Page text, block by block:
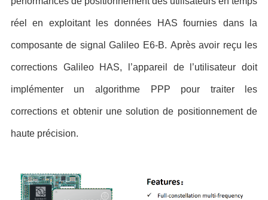
réel en exploitant les données HAS fournies dans la
composante de signal Galileo E6-B. Après avoir reçu les
corrections Galileo HAS, l’appareil de l’utilisateur doit
implémenter un algorithme PPP pour traiter les
corrections et obtenir une solution de positionnement de
haute précision.